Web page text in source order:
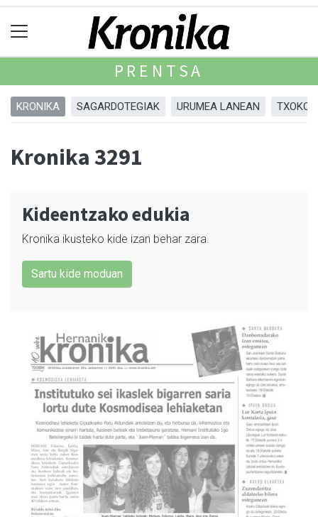
PRENTSA
KRONIKA SAGARDOTEGIAK URUMEA LANEAN
Kronika 3291
Kideentzako edukia
Kronika ikusteko kide izan behar zara.
Sartu kide moduan